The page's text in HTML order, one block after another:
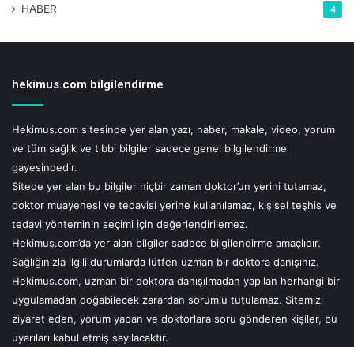
HABER 4
hekimus.com bilgilendirme
Hekimus.com sitesinde yer alan yazı, haber, makale, video, yorum
ve tüm sağlık ve tıbbi bilgiler sadece genel bilgilendirme
gayesindedir.
Sitede yer alan bu bilgiler hiçbir zaman doktor’un yerini tutamaz,
doktor muayenesi ve tedavisi yerine kullanılamaz, kişisel teşhis ve
tedavi yönteminin seçimi için değerlendirilemez.
Hekimus.com’da yer alan bilgiler sadece bilgilendirme amaçlıdır.
Sağlığınızla ilgili durumlarda lütfen uzman bir doktora danışınız.
Hekimus.com, uzman bir doktora danışılmadan yapılan herhangi bir
uygulamadan doğabilecek zarardan sorumlu tutulamaz. Sitemizi
ziyaret eden, yorum yapan ve doktorlara soru gönderen kişiler, bu
uyarıları kabul etmiş sayılacaktır.